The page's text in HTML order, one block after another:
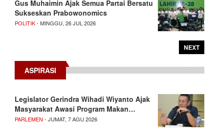
Gus Muhaimin Ajak Semua Partai Bersatu
Sukseskan Prabowonomics
POLITIK- MINGGU, 26 JUL 2026
NEXT
ASPIRASI
Legislator Gerindra Wihadi Wiyanto Ajak
Masyarakat Awasi Program Makan…
PARLEMEN - JUMAT, 7 AGU 2026